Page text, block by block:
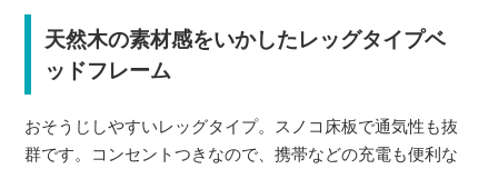
天然木の素材感をいかしたレッグタイプベ
ッドフレーム
おそうじしやすいレッグタイプ。スノコ床板で通気性も抜
群です。コンセントつきなので、携帯などの充電も便利な